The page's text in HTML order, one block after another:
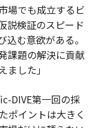
場でも成立するビ
説検証のスピード
む意欲がある。
課題の解決に貢献
ました」
DIVE第一回の採
ポイントは大きく